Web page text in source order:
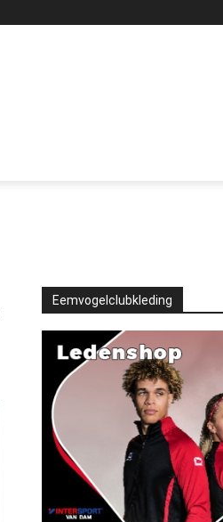
Eemvogelclubkleding